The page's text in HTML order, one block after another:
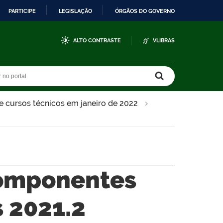
PARTICIPE LEGISLAÇÃO ÓRGÃOS DO GOVERNO
ALTO CONTRASTE VLIBRAS
cursos técnicos em janeiro de 2022